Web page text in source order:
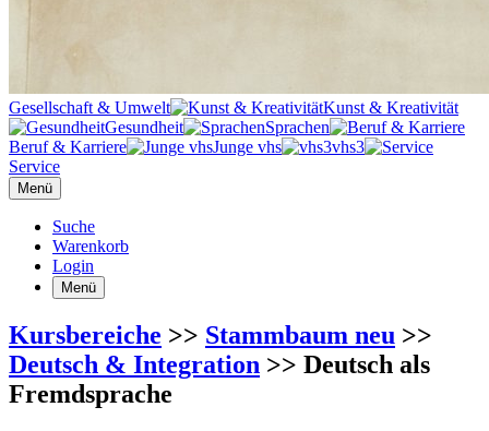
Gesellschaft & Umwelt
Kunst & Kreativität
Gesundheit
Sprachen
Beruf & Karriere
Junge vhs
vhs3
Service
Menü
Suche
Warenkorb
Login
Menü
Kursbereiche >> Stammbaum neu >>
Deutsch & Integration >> Deutsch als
Fremdsprache